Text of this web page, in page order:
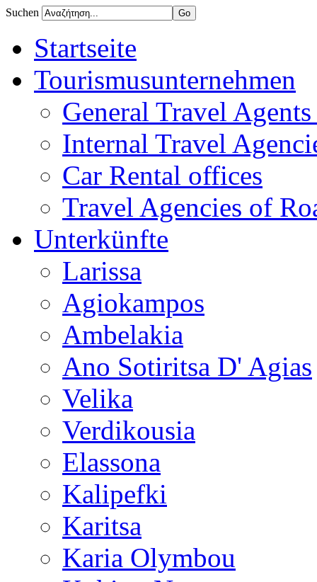
Suchen
Startseite
Tourismusunternehmen
General Travel
Internal Travel
Car Rental offices
Travel Agencies of
Unterkünfte
Larissa
Agiokampos
Ambelakia
Ano Sotiritsa D' Agias
Velika
Verdikousia
Elassona
Kalipefki
Karitsa
Karia Olymbou